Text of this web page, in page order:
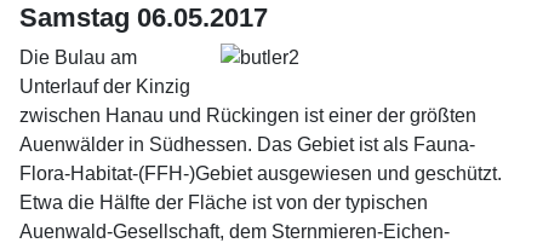
Samstag 06.05.2017
Die Bulau am
Unterlauf der Kinzig
zwischen Hanau und Rückingen ist einer der größten
Auenwälder in Südhessen. Das Gebiet ist als Fauna-
Flora-Habitat-(FFH-)Gebiet ausgewiesen und geschützt.
Etwa die Hälfte der Fläche ist von der typischen
Auenwald-Gesellschaft, dem Sternmieren-Eichen-